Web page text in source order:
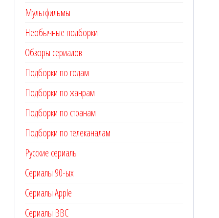
Мультфильмы
Необычные подборки
Обзоры сериалов
Подборки по годам
Подборки по жанрам
Подборки по странам
Подборки по телеканалам
Русские сериалы
Сериалы 90-ых
Сериалы Apple
Сериалы BBC